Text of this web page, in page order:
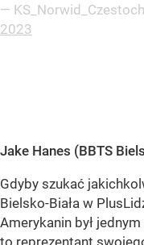
—
2023
Jake Hanes (BBTS
Gdyby szukać
Bielsko-Biała w
Amerykanin był
to reprezentant